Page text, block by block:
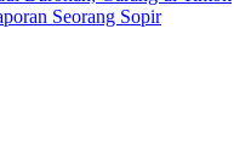
Seorang Sopir